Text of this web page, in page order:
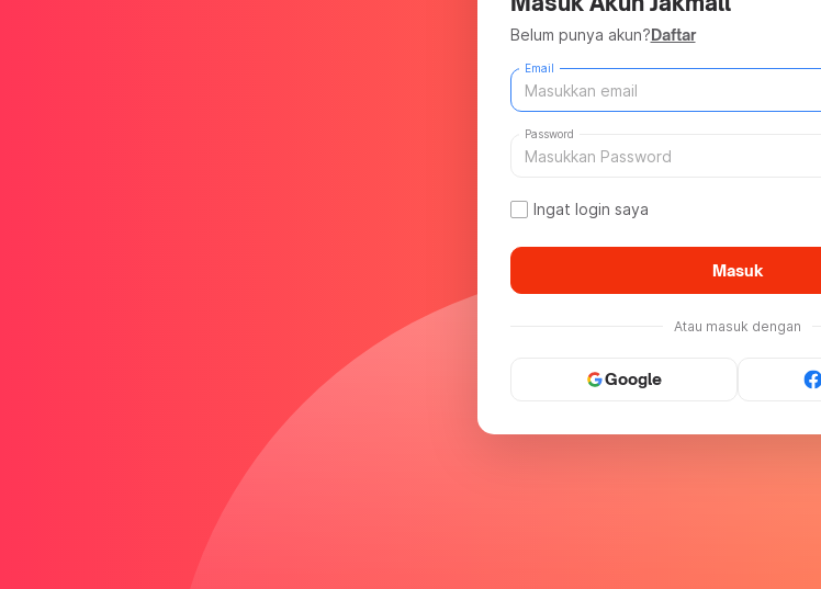
Belum punya akun?Daftar
Email
Password
Ingat login saya
Masuk
Atau masuk dengan
Google